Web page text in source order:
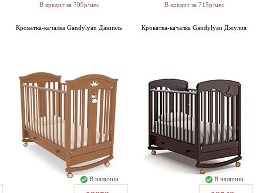
В кредит за 709р/мес В кредит за 715р/мес
Кроватка-качалка Gandylyan Даниэль
В наличии
Кроватка-качалка Gandylyan Джулия
В наличии